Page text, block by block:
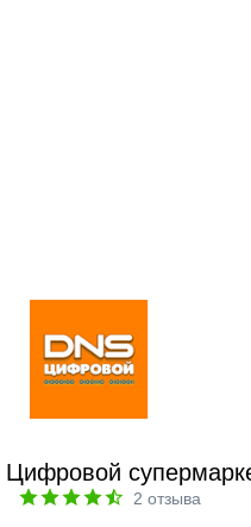
Цифровой
2 отзыва